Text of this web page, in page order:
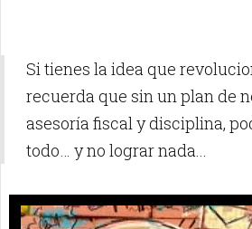
Si tienes la idea que
recuerda que sin un plan de
asesoría fiscal y disciplina,
todo… y no lograr nada...